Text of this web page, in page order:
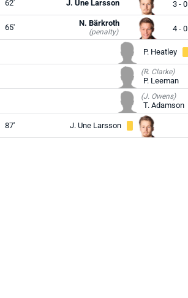
62' J. Une Larsson 3 - 0
65' (penalty)
N. Bärkroth
4 - 0
P. Heatley
(R. Clarke)
P. Leeman
(J. Owens)
T. Adamson
87' J. Une Larsson